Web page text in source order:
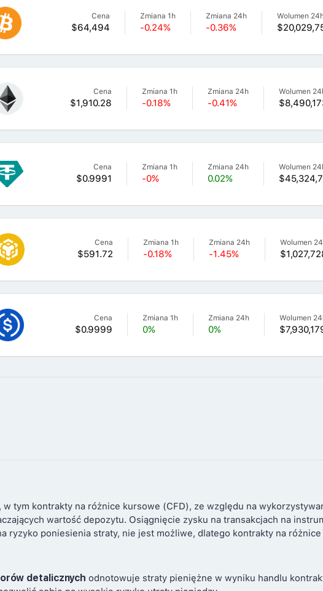
Cena
$64,494
Zmiana 1h
-0.24%
Zmiana 24h
-0.36%
Wolumen
Cena
$1,910.28
Zmiana 1h
-0.18%
Zmiana 24h
-0.41%
Wolumen
Cena
$0.9991
Zmiana 1h
-0%
Zmiana 24h
0.02%
Wolumen
Cena
$591.72
Zmiana 1h
-0.18%
Zmiana 24h
-1.45%
Wolumen
Cena
$0.9999
Zmiana 1h
0%
Zmiana 24h
0%
Wolumen
tym kontrakty na różnice kursowe (CFD), ze względu na
wartość depozytu. Osiągnięcie zysku na transakcjach na
ryzyko poniesienia straty, nie jest możliwe, dlatego kontrakty na
detalicznych odnotowuje straty pieniężne w wyniku handlu